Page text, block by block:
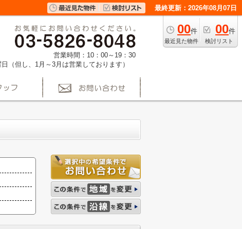
最終更新：2026年08月07日
00件
最近見た物件
00件
検討リスト
営業時間：10：00～19：30
日（但し、1月～3月は営業しております）